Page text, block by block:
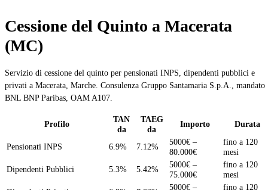
Cessione del Quinto a Macerata
(MC)
Servizio di cessione del quinto per pensionati INPS, dipendenti pubblici e
privati a Macerata, Marche. Consulenza Gruppo Santamaria S.p.A., mandato
BNL BNP Paribas, OAM A107.
Profilo
TAN
da
TAEG
da
Importo Durata
Pensionati INPS 6.9% 7.12%
5000€ –
80.000€
fino a 120
mesi
Dipendenti Pubblici
5.3% 5.42%
5000€ –
75.000€
fino a 120
mesi
5000€ –
fino a 120